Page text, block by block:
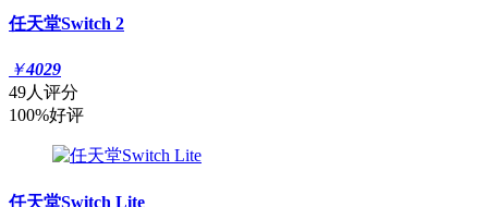
任天堂Switch 2
￥4029
49人评分
100%好评
任天堂Switch Lite